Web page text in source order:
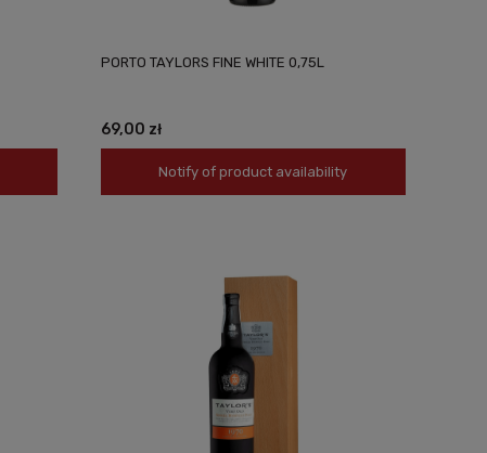
PORTO TAYLORS FINE WHITE 0,75L
69,00 zł
Notify of product availability